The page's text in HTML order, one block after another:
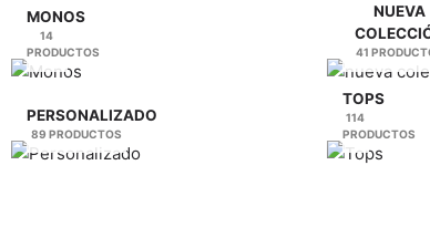
MONOS
14
PRODUCTOS
NUEVA
41
PERSONALIZADO
89 PRODUCTOS
TOPS
114
PRODUCTOS